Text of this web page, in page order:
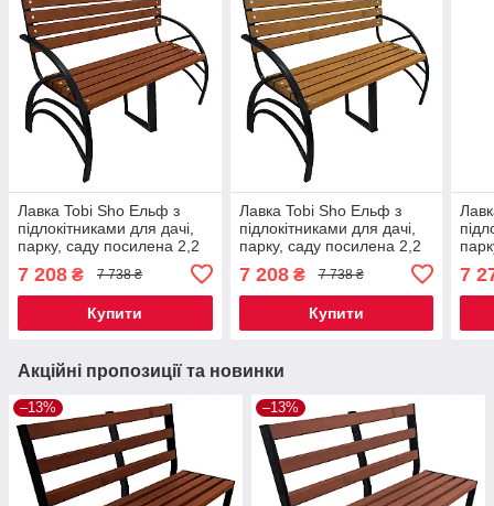
Лавка Tobi Sho Ельф з
підлокітниками для дачі,
парку, саду посилена 2,2
7 208 ₴ 7 738 ₴
Купити
Лавка Tobi Sho Ельф з
підлокітниками для дачі,
парку, саду посилена 2,2
7 208₴ 7 738 ₴
Купити
7
Акційні пропозиції та новинки
–13% –13%